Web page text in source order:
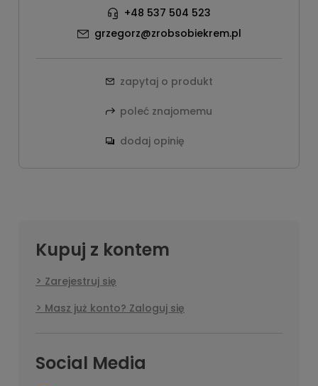
+48 537 504 523
grzegorz@zrobsobiekrem.pl
zapytaj o produkt
poleć znajomemu
dodaj opinię
Kupuj z kontem
Zarejestruj się
Masz już konto? Zaloguj się
Social Media